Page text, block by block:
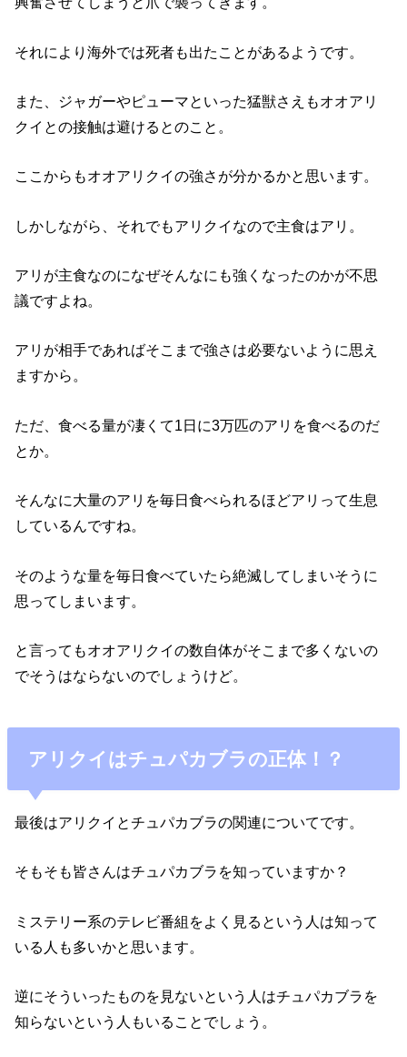
それにより海外では死者も出たことがあるようです。
また、ジャガーやピューマといった猛獣さえもオオアリ
クイとの接触は避けるとのこと。
ここからもオオアリクイの強さが分かるかと思います。
しかしながら、それでもアリクイなので主食はアリ。
アリが主食なのになぜそんなにも強くなったのかが不思
議ですよね。
アリが相手であればそこまで強さは必要ないように思え
ますから。
ただ、食べる量が凄くて1日に3万匹のアリを食べるのだ
とか。
そんなに大量のアリを毎日食べられるほどアリって生息
しているんですね。
そのような量を毎日食べていたら絶滅してしまいそうに
思ってしまいます。
と言ってもオオアリクイの数自体がそこまで多くないの
でそうはならないのでしょうけど。
アリクイはチュパカブラの正体！？
最後はアリクイとチュパカブラの関連についてです。
そもそも皆さんはチュパカブラを知っていますか？
ミステリー系のテレビ番組をよく見るという人は知って
いる人も多いかと思います。
逆にそういったものを見ないという人はチュパカブラを
知らないという人もいることでしょう。